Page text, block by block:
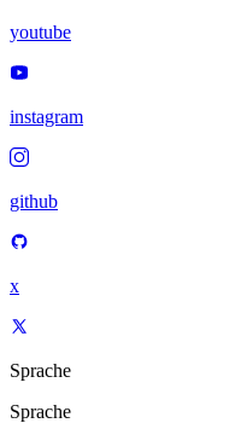
youtube
instagram
github
x
Sprache
Sprache